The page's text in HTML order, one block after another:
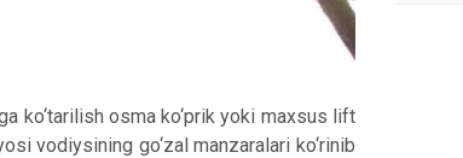
ko‘tarilish osma ko‘prik yoki maxsus lift
vodiysining go‘zal manzaralari ko‘rinib